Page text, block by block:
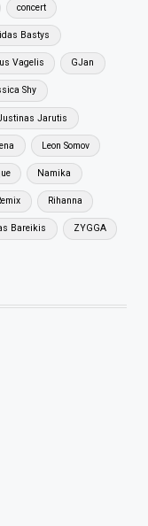
concert
Bastys
Vagelis GJan
Shy
Jarutis
Leon Somov
Namika
Rihanna
Bareikis ZYGGA